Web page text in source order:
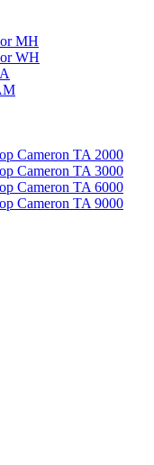
MH
WH
Cameron TA 2000
Cameron TA 3000
Cameron TA 6000
Cameron TA 9000